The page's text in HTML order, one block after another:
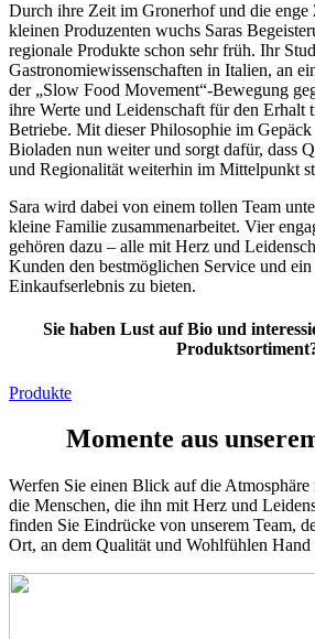
Durch ihre Zeit im Gronerhof und die enge
kleinen Produzenten wuchs Saras
regionale Produkte schon sehr früh. Ihr
Gastronomiewissenschaften in Italien, an
der „Slow Food Movement“-Bewegung
ihre Werte und Leidenschaft für den Erhalt
Betriebe. Mit dieser Philosophie im Gepäck
Bioladen nun weiter und sorgt dafür, dass
und Regionalität weiterhin im Mittelpunkt
Sara wird dabei von einem tollen Team
kleine Familie zusammenarbeitet. Vier
gehören dazu – alle mit Herz und
Kunden den bestmöglichen Service und
Einkaufserlebnis zu bieten.
Sie haben Lust auf Bio und
Produkte
Momente aus
Werfen Sie einen Blick auf die Atmosphäre
die Menschen, die ihn mit Herz und
finden Sie Eindrücke von unserem Team,
Ort, an dem Qualität und Wohlfühlen Hand